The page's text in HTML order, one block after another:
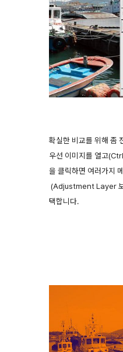
확실한 비교를 위해 좀
우선 이미지를 열고
을 클릭하면 여러가지
(Adjustment Layer
택합니다.